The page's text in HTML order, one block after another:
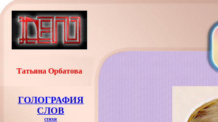
Татьяна Орбатова
ГОЛОГРАФИЯ
СЛОВ
стихи